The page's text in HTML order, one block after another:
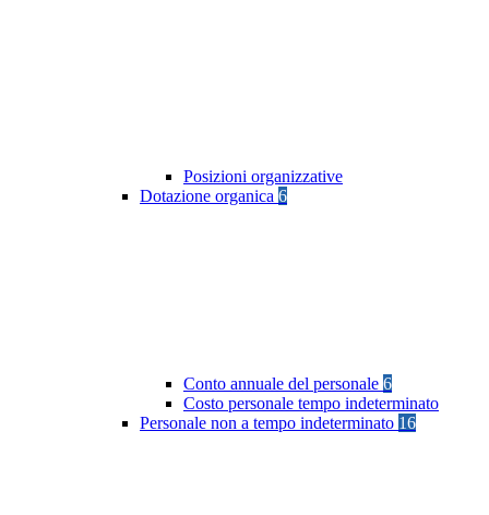
Posizioni organizzative
Dotazione organica 6
Conto annuale del personale 6
Costo personale tempo indeterminato
Personale non a tempo indeterminato 16